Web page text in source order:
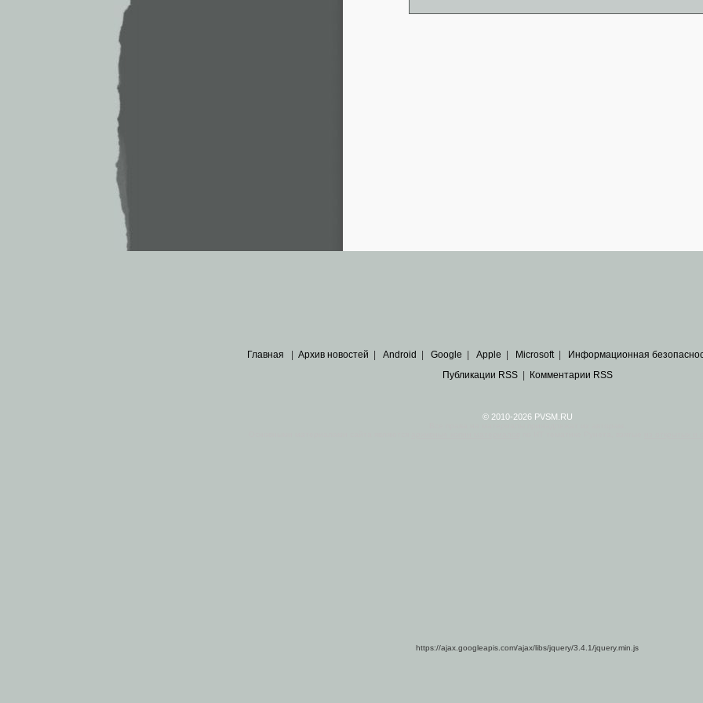
Главная Архив новостей Android Google Apple Microsoft| Информационная
Публикации RSS| Комментарии RSS
© 2010-2026 PVSM.RU
https://ajax.googleapis.com/ajax/libs/jquery/3.4.1/jquery.min.js